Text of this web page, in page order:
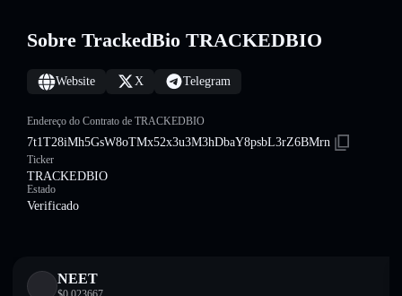
Sobre TrackedBio TRACKEDBIO
Website X Telegram
Endereço do Contrato de TRACKEDBIO
7t1T28iMh5GsW8oTMx52x3u3M3hDbaY8psbL3rZ6BMrn
Ticker
TRACKEDBIO
Estado
Verificado
NEET